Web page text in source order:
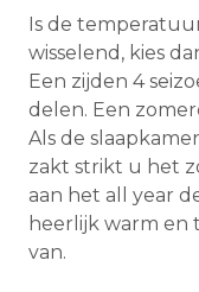
Is de
wisselend, kies
Een zijden 4
delen. Een
Als de
zakt strikt u het
aan het all year
heerlijk warm
van.